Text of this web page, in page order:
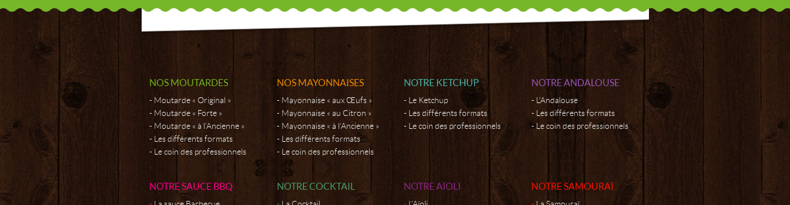
NOS MOUTARDES
Moutarde « Original »
Moutarde « Forte »
Moutarde « à l’Ancienne »
Les différents formats
Le coin des professionnels
NOS MAYONNAISES
Mayonnaise « aux Œufs »
Mayonnaise « au Citron »
Mayonnaise « à l’Ancienne »
Les différents formats
Le coin des professionnels
NOTRE KETCHUP
Le Ketchup
Les différents formats
Le coin des professionnels
NOTRE ANDALOUSE
L'Andalouse
Les différents formats
Le coin des professionnels
NOTRE SAUCE BBQ NOTRE COCKTAIL NOTRE AÏOLI NOTRE SAMOURAÏ